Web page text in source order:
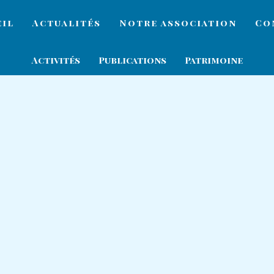
Actualités Notre association
Activités Publications Patrimoine